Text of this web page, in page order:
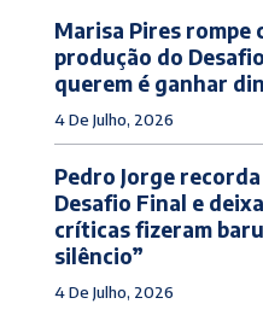
Marisa Pires rompe
produção do
querem é ganhar
4 De Julho, 2026
Pedro Jorge
Desafio Final e
críticas fizeram
silêncio”
4 De Julho, 2026